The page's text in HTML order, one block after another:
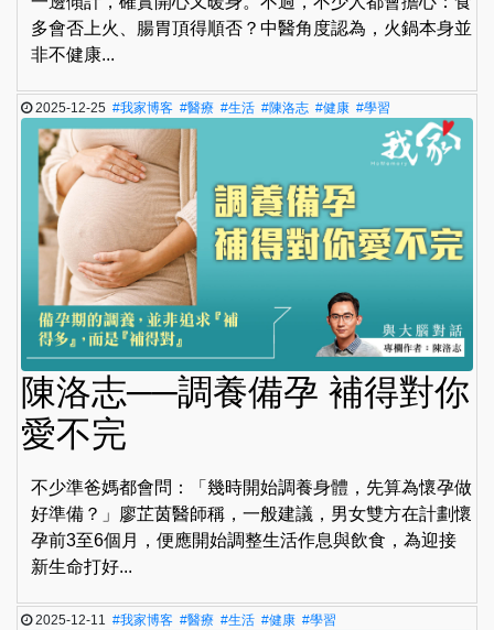
多會否上火、腸胃頂得順否？中醫角度認為，火鍋本身並
非不健康...
2025-12-25#我家博客 #醫療 #生活 #陳洛志 #健康 #學習
陳洛志──調養備孕 補得對你
愛不完
不少準爸媽都會問：「幾時開始調養身體，先算為懷孕做
好準備？」廖芷茵醫師稱，一般建議，男女雙方在計劃懷
孕前3至6個月，便應開始調整生活作息與飲食，為迎接
新生命打好...
2025-12-11#我家博客 #醫療 #生活 #健康 #學習